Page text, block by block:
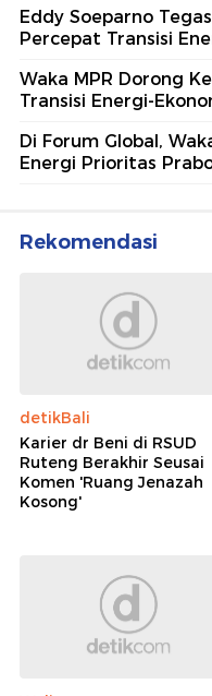
Eddy Soeparno
Percepat Transisi
Waka MPR Dorong
Transisi Energi-
Di Forum Global,
Energi Prioritas
Rekomendasi
detikBali
Karier dr Beni di RSUD
Ruteng Berakhir Seusai
Komen 'Ruang Jenazah
Kosong'